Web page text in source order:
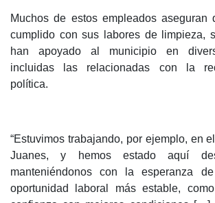
Muchos de estos empleados aseguran
cumplido con sus labores de limpieza,
han apoyado al municipio en
incluidas las relacionadas con la
política.
“Estuvimos trabajando, por ejemplo, en
Juanes, y hemos estado aquí
manteniéndonos con la esperanza
oportunidad laboral más estable,